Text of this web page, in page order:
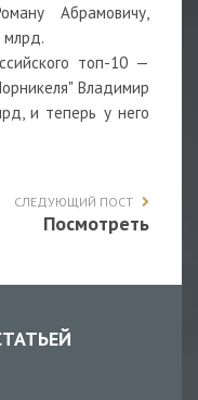
Абрамовичу,
топ-10 —
Владимир
и теперь у него
СЛЕДУЮЩИЙ ПОСТ
Посмотреть